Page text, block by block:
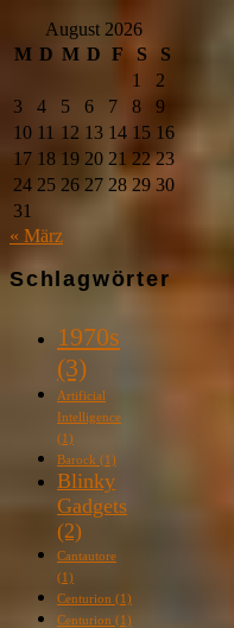
August 2026
M D M D F S
S
1
2
3
4 5 6 7 8
9
10 11 12 13 14 15 16
17 18 19 20 21 22 23
24 25 26 27 28 29 30
31
« März
Schlagwörter
1970s
(3)
Artificial
Intelligence
(1)
Barock (1)
Blinky
Gadgets
(2)
Cantautore
(1)
Centurion (1)
Centurion (1)